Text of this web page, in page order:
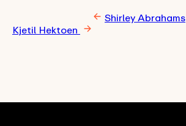
Shirley Abrahams
Kjetil Hektoen